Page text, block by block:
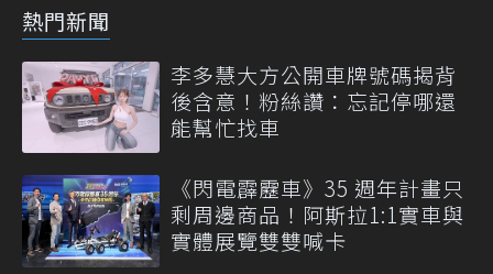
熱門新聞
李多慧大方公開車牌號碼揭背
後含意！粉絲讚：忘記停哪還
能幫忙找車
《閃電霹靂車》35 週年計畫只
剩周邊商品！阿斯拉1:1實車與
實體展覽雙雙喊卡